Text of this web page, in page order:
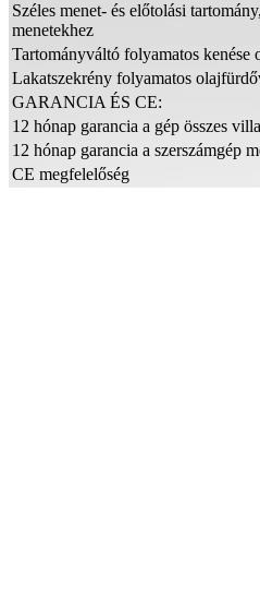
Széles menet- és előtolási
menetekhez
Tartományváltó folyamatos kenése
Lakatszekrény folyamatos
GARANCIA ÉS CE:
12 hónap garancia a gép összes
12 hónap garancia a szerszámgép
CE megfelelőség